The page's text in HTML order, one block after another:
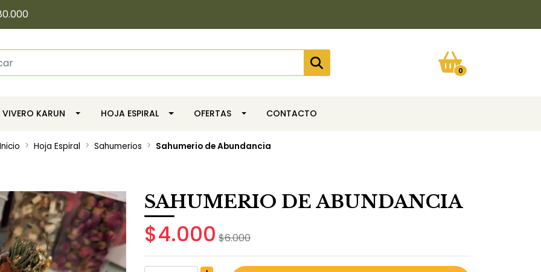
0
VIVERO KARUN HOJA ESPIRAL OFERTAS CONTACTO
Inicio Hoja Espiral Sahumerios Sahumerio de Abundancia
SAHUMERIO DE ABUNDANCIA
$4.000 $6.000